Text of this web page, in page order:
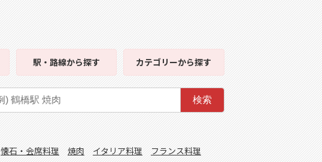
駅・路線から探す カテゴリーから探す
検索
懐石・会席料理 焼肉 イタリア料理
フランス料理